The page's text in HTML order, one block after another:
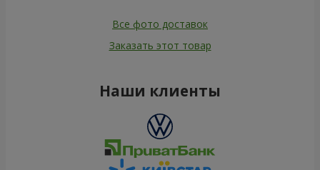
Все фото доставок
Заказать этот товар
Наши клиенты